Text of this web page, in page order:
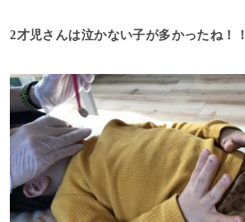
2才児さんは泣かない子が多かったね！！